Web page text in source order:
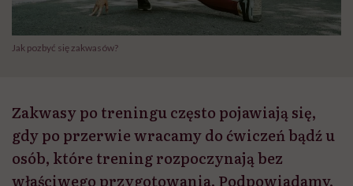
Jak pozbyć się zakwasów?
Zakwasy po treningu często pojawiają się,
gdy po przerwie wracamy do ćwiczeń bądź u
osób, które trening rozpoczynają bez
właściwego przygotowania. Podpowiadamy,